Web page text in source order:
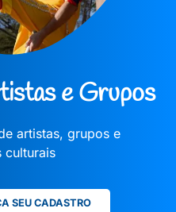
e Grupos
artistas, grupos e
culturais
SEU CADASTRO